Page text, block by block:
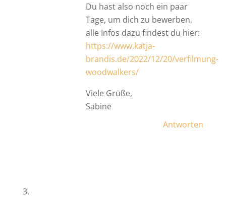
Du hast also noch ein paar
Tage, um dich zu bewerben,
alle Infos dazu findest du hier:
https://www.katja-
brandis.de/2022/12/20/verfilmung-
woodwalkers/
Viele Grüße,
Sabine
Antworten